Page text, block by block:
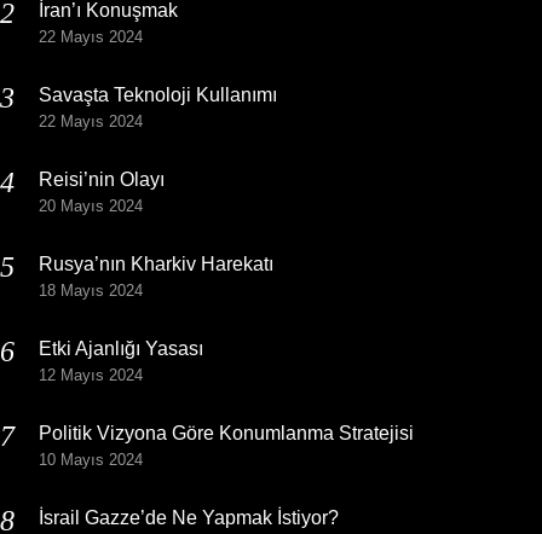
İran’ı Konuşmak
22 Mayıs 2024
Savaşta Teknoloji Kullanımı
22 Mayıs 2024
Reisi’nin Olayı
20 Mayıs 2024
Rusya’nın Kharkiv Harekatı
18 Mayıs 2024
Etki Ajanlığı Yasası
12 Mayıs 2024
Politik Vizyona Göre Konumlanma Stratejisi
10 Mayıs 2024
İsrail Gazze’de Ne Yapmak İstiyor?